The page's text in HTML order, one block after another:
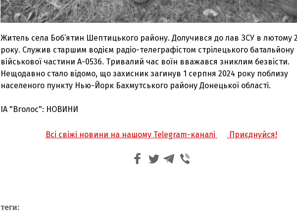
Житель села Боб’ятин Шептицького району. Долучився до лав ЗСУ в лютому
року. Служив старшим водієм радіо-телеграфістом стрілецького батальйону
військової частини А-0536. Тривалий час воїн вважався зниклим безвісти.
Нещодавно стало відомо, що захисник загинув 1 серпня 2024 року поблизу
населеного пункту Нью-Йорк Бахмутського району Донецької області.
ІА "Вголос": НОВИНИ
Всі свіжі новини на нашому Telegram-каналі Приєднуйся!